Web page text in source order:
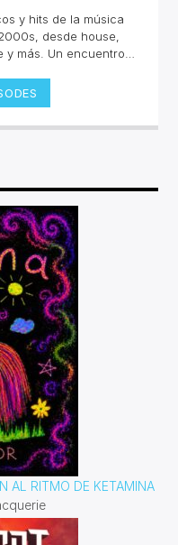
y hits de la música
desde house,
más. Un encuentro
tiene una historia
2pm a 4 pm | Viernes
AL RITMO DE KETAMINA